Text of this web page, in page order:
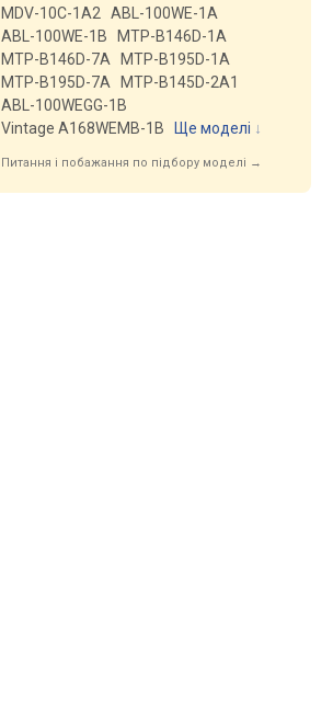
MDV-10C-1A2
ABL-100WE-1A
ABL-100WE-1B
MTP-B146D-1A
MTP-B146D-7A
MTP-B195D-1A
MTP-B195D-7A
MTP-B145D-2A1
ABL-100WEGG-1B
Vintage A168WEMB-1B
Ще моделі ↓
Питання і побажання по підбору моделі →